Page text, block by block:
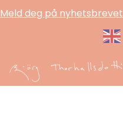
Meld deg på nyhetsbrevet